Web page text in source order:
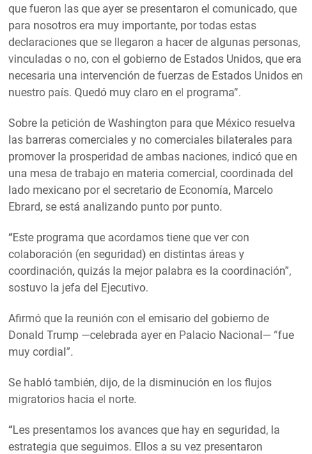
que fueron las que ayer se presentaron el comunicado, que
para nosotros era muy importante, por todas estas
declaraciones que se llegaron a hacer de algunas personas,
vinculadas o no, con el gobierno de Estados Unidos, que era
necesaria una intervención de fuerzas de Estados Unidos en
nuestro país. Quedó muy claro en el programa”.
Sobre la petición de Washington para que México resuelva
las barreras comerciales y no comerciales bilaterales para
promover la prosperidad de ambas naciones, indicó que en
una mesa de trabajo en materia comercial, coordinada del
lado mexicano por el secretario de Economía, Marcelo
Ebrard, se está analizando punto por punto.
“Este programa que acordamos tiene que ver con
colaboración (en seguridad) en distintas áreas y
coordinación, quizás la mejor palabra es la coordinación”,
sostuvo la jefa del Ejecutivo.
Afirmó que la reunión con el emisario del gobierno de
Donald Trump —celebrada ayer en Palacio Nacional— “fue
muy cordial”.
Se habló también, dijo, de la disminución en los flujos
migratorios hacia el norte.
“Les presentamos los avances que hay en seguridad, la
estrategia que seguimos. Ellos a su vez presentaron